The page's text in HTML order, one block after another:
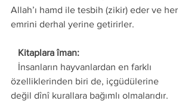
Allah’ı hamd ile tesbih (zikir) eder ve her
emrini derhal yerine getirirler.
   Kitaplara îman:
özelliklerinden biri de, içgüdülerine
değil dînî kurallara bağımlı olmalarıdır.